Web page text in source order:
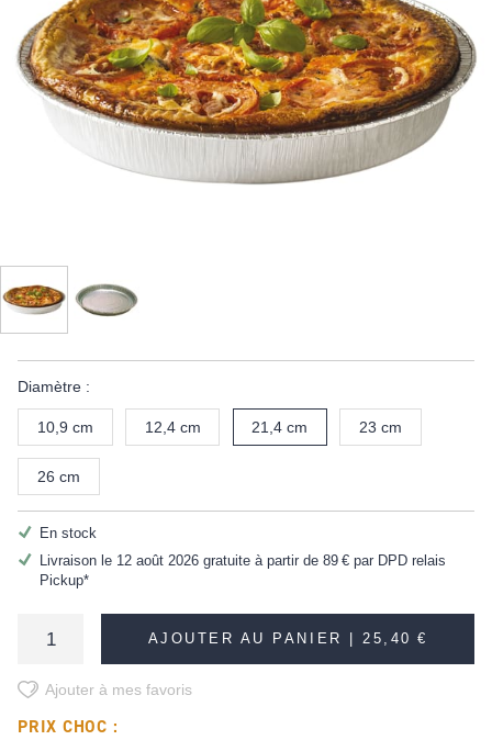
Diamètre :
10,9 cm 12,4 cm 21,4 cm 23 cm
26 cm
En stock
Livraison le 12 août 2026 gratuite à partir de 89 €par DPD relais
Pickup*
AJOUTER AU PANIER |25,40 €
Ajouter à mes favoris
PRIX CHOC :